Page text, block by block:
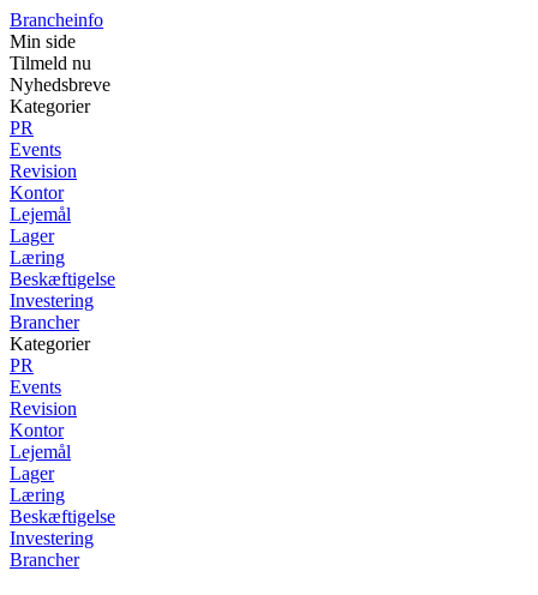
Brancheinfo
Min side
Tilmeld nu
Nyhedsbreve
Kategorier
PR
Events
Revision
Kontor
Lejemål
Lager
Læring
Beskæftigelse
Investering
Brancher
Kategorier
PR
Events
Revision
Kontor
Lejemål
Lager
Læring
Beskæftigelse
Investering
Brancher